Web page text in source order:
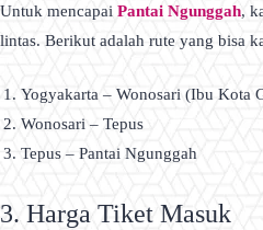
Untuk mencapai Pantai Ngunggah,
lintas. Berikut adalah rute yang bisa
Yogyakarta – Wonosari (Ibu Kota
Wonosari – Tepus
Tepus – Pantai Ngunggah
3. Harga Tiket Masuk